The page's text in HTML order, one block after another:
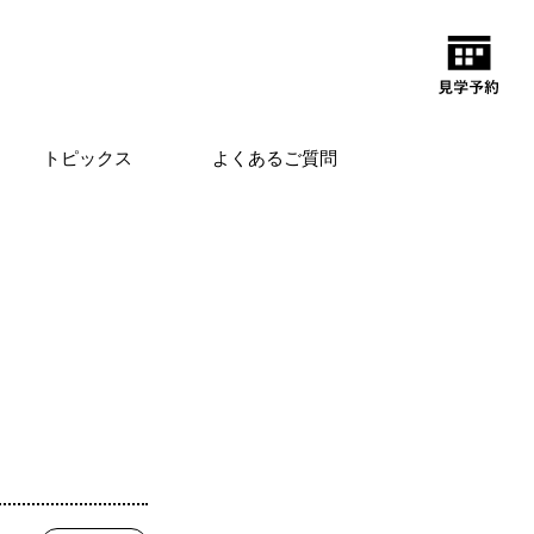
トピックス よくあるご質問